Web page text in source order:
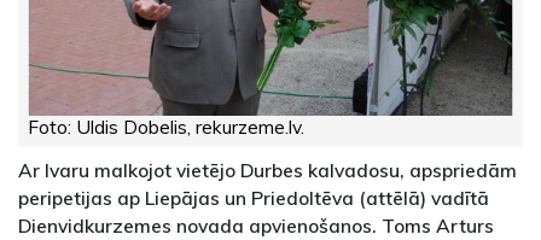
Foto: Uldis Dobelis, rekurzeme.lv.
Ar Ivaru malkojot vietējo Durbes kalvadosu, apspriedām
peripetijas ap Liepājas un Priedoltēva (attēlā) vadītā
Dienvidkurzemes novada apvienošanos. Toms Arturs